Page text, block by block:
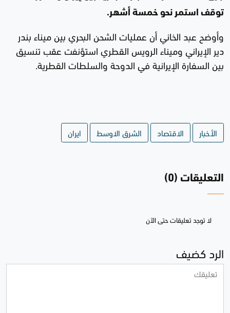
توقف استمر نحو خمسة أشهر.
وأوضح عبد الخاني أن عمليات الشحن البحري بين ميناء بندر
دير الإيراني وميناء الرويس القطري استؤنفت عقب تنسيق
بين السفارة الإيرانية في الدوحة والسلطات القطرية.
الأخبار الاقتصاد الشرق الاوسط ايران
التعليقات (0)
لا توجد تعليقات حتى الآن
الرد كضيف